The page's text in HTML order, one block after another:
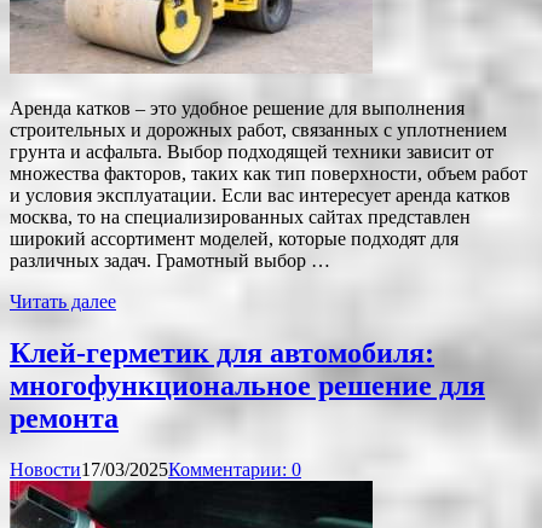
Аренда катков – это удобное решение для выполнения
строительных и дорожных работ, связанных с уплотнением
грунта и асфальта. Выбор подходящей техники зависит от
множества факторов, таких как тип поверхности, объем работ
и условия эксплуатации. Если вас интересует аренда катков
москва, то на специализированных сайтах представлен
широкий ассортимент моделей, которые подходят для
различных задач. Грамотный выбор …
Читать далее
Клей-герметик для автомобиля:
многофункциональное решение для
ремонта
Новости17/03/2025Комментарии: 0